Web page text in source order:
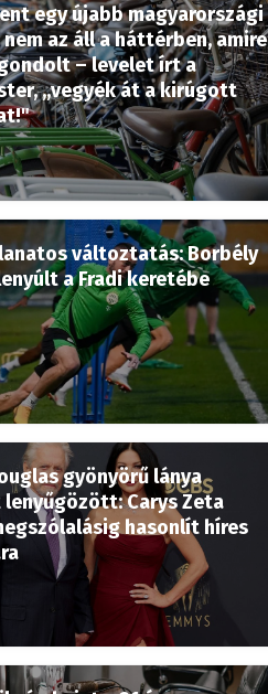
egy újabb magyarországi
az áll a háttérben, amire
– levelet írt a
„vegyék át a kirúgott
változtatás: Borbély
a Fradi keretébe
gyönyörű lánya
Carys Zeta
hasonlít híres